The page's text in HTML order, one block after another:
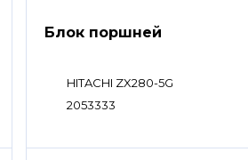
Блок поршней
HITACHI ZX280-5G
2053333